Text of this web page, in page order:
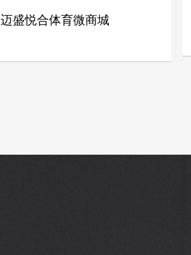
迈盛悦合体育微商城